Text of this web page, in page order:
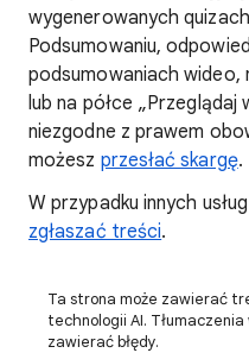
wygenerowanych
Podsumowaniu,
podsumowaniach wideo,
lub na półce
niezgodne z prawem
możesz przesłać skargę.
W przypadku innych
zgłaszać treści.
Ta strona może zawierać
technologii AI.
zawierać błędy.